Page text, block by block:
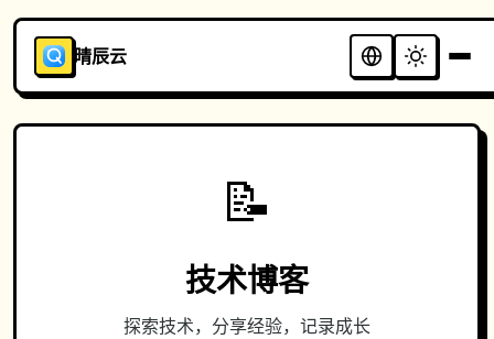
晴辰云
📝
技术博客
探索技术，分享经验，记录成长